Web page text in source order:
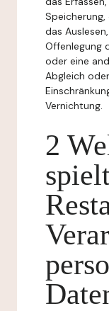
Speicherung,
das
Offenlegung
oder eine
Abgleich
Vernichtung.
2